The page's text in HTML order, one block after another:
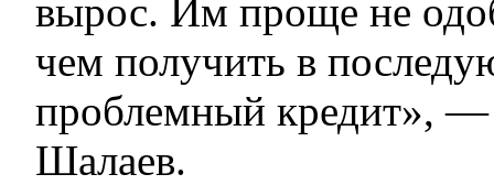
вырос. Им проще не
чем получить в
проблемный кредит», —
Шалаев.